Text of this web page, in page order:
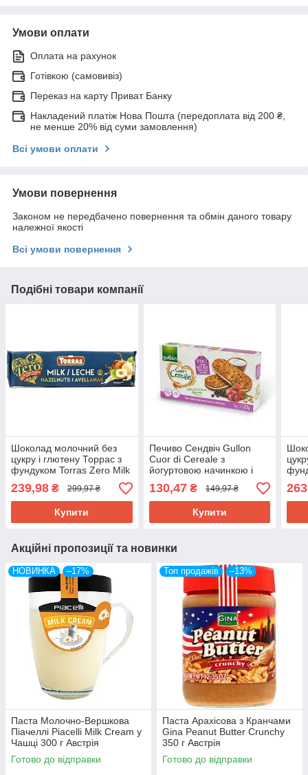
Умови оплати
Оплата на рахунок
Готівкою (самовивіз)
Переказ на карту Приват Банку
Накладений платіж Нова Пошта (передоплата від 200 ₴,
не менше 20% від суми замовлення)
Всі умови оплати
Умови повернення
Законом не передбачено повернення та обмін даного товару
належної якості
Всі умови повернення
Подібні товари компанії
Шоколад молочний без
цукру і глютену Торрас з
фундуком Torras Zero Milk
Huzelnuts 250 г Іспанія
239,98 ₴ 299,97 ₴
Купити
Печиво Сендвіч Gullon
Cuor di Cereale з
йогуртовою начинкою і
Ягодами без пальмової
олії 220 г Іспанія
130,47₴ 149,97 ₴
Купити
Акційні пропозиції та новинки
НОВИНКА –17%
Паста Молочно-Вершкова
Піачеллі Piacelli Milk Cream у
Чашці 300 г Австрія
Готово до відправки
Топ продажів –13%
Паста Арахісова з Кранчами
Gina Peanut Butter Crunchy
350 г Австрія
Готово до відправки